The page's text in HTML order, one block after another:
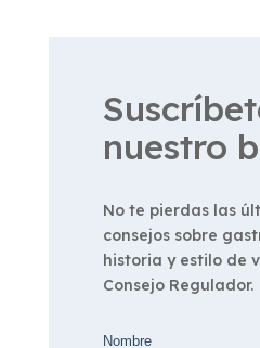
nuestro
No te pierdas las
consejos sobre
historia y estilo de
Consejo Regulador.